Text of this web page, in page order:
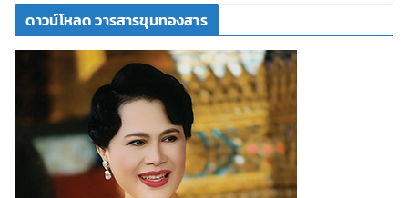
ดาวน์โหลด วารสารขุมทองสาร